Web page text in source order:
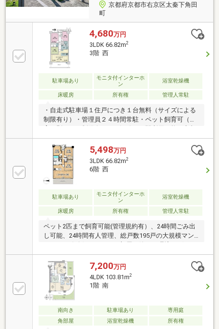
京都府京都市右京区太秦下角田
町
4,680万円
3LDK 66.82m2
3階 西
駐車場あり
モニタ付インターホ
ン
浴室乾燥機
床暖房 所有権 管理人常駐
・自走式駐車場１住戸につき１台無料（サイズによる
制限有り）・管理員２４時間常駐・ペット飼育可（飼
市営地下鉄東西線「太秦天神川」駅徒歩２分・京福電
鉄嵐山本線「嵐電天神川」徒歩２分・JR山陰本線「花
園」駅徒歩１６分周辺施設～・フレスコ天神川店まで
３１０m 徒歩４分・セブンイレブン天神川三条店ま
で１４０m 徒歩２分
5,498万円
3LDK 66.82m2
6階 西
駐車場あり
モニタ付インターホ
ン
浴室乾燥機
床暖房 所有権 管理人常駐
ペット2匹まで飼育可能(管理規約有）、24時間ごみ出
し可能、24時間有人管理、総戸数195戸の大規模マン
ルームやペット用の屋外シャワーなど、共用部分の設
備も充実。始発駅で通勤も便利です。
7,200万円
4LDK 103.81m2
1階 南
南向き 駐車場あり
専用庭
角部屋
浴室乾燥機 所有権